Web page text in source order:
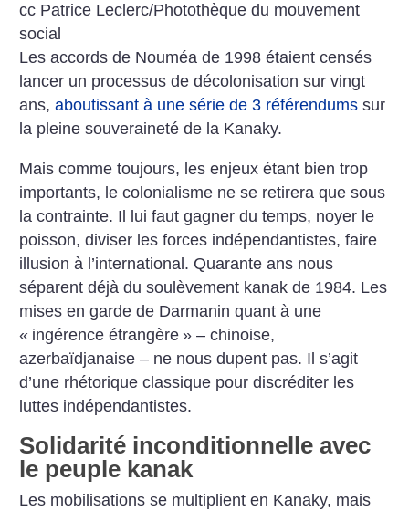
cc Patrice Leclerc/Photothèque du mouvement
social
Les accords de Nouméa de 1998 étaient censés
lancer un processus de décolonisation sur vingt
ans,aboutissant à une série de 3 référendums sur
la pleine souveraineté de la Kanaky.
Mais comme toujours, les enjeux étant bien trop
importants, le colonialisme ne se retirera que sous
la contrainte. Il lui faut gagner du temps, noyer le
poisson, diviser les forces indépendantistes, faire
illusion à l’international. Quarante ans nous
séparent déjà du soulèvement kanak de 1984. Les
mises en garde de Darmanin quant à une
« ingérence étrangère » ‒ chinoise,
azerbaïdjanaise ‒ ne nous dupent pas. Il s’agit
d’une rhétorique classique pour discréditer les
luttes indépendantistes.
Solidarité inconditionnelle avec
le peuple kanak
Les mobilisations se multiplient en Kanaky, mais